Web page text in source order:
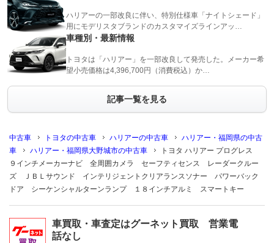
ハリアーの一部改良に伴い、特別仕様車「ナイトシェード」
用にモデリスタブランドのカスタマイズラインアッ…
車種別・最新情報
トヨタは「ハリアー」を一部改良して発売した。メーカー希
望小売価格は4,396,700円（消費税込）か…
記事一覧を見る
中古車 トヨタの中古車 ハリアーの中古車
ハリアー・福岡県の中古
車
ハリアー・福岡県大野城市の中古車
トヨタ ハリアー プログレス
９インチメーカーナビ 全周囲カメラ セーフティセンス レーダークルー
ズ ＪＢＬサウンド インテリジェントクリアランスソナー パワーバック
ドア シーケンシャルターンランプ １８インチアルミ スマートキー
車買取・車査定はグーネット買取 営業電
話なし